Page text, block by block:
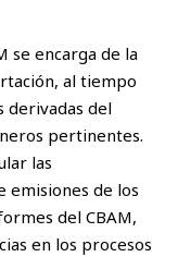
se encarga de la
al tiempo
derivadas del
pertinentes.
las
emisiones de los
del CBAM,
en los procesos